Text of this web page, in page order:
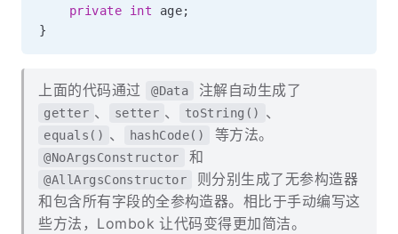
private
int age;
}
上面的代码通过 @Data 注解自动生成了
getter 、 setter 、 toString() 、
equals() 、 hashCode() 等方法。
@NoArgsConstructor 和
@AllArgsConstructor
则分别生成了无参构造器
和包含所有字段的全参构造器。相比于手动编写这
些方法，Lombok 让代码变得更加简洁。